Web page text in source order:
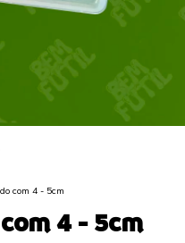
com 4 - 5cm
4 - 5cm